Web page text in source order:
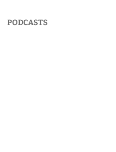
PODCASTS